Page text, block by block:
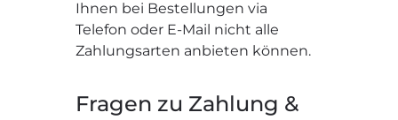
Ihnen bei Bestellungen via
Telefon oder E-Mail nicht alle
Zahlungsarten anbieten können.
Fragen zu Zahlung &